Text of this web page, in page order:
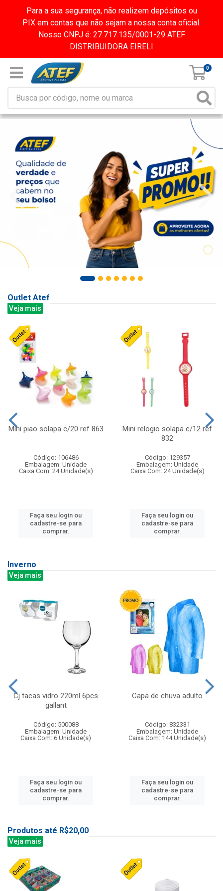
Para a sua segurança, não realizem depósitos ou
PIX em contas que não sejam a nossa conta oficial.
Nosso CNPJ é: 27.717.135/0001-29 ATEF
DISTRIBUIDORA EIRELI
0
Outlet Atef
Veja mais
Mini piao solapa c/20 ref 863
Código: 106486
Embalagem: Unidade
Caixa Com: 24 Unidade(s)
Faça seu login ou
cadastre-se para
comprar.
Mini relogio solapa c/12 ref
832
Código: 129357
Embalagem: Unidade
Caixa Com: 24 Unidade(s)
Faça seu login ou
cadastre-se para
comprar.
Inverno
Veja mais
Cj tacas vidro 220ml 6pcs
gallant
Código: 500088
Embalagem: Unidade
Caixa Com: 6 Unidade(s)
Faça seu login ou
cadastre-se para
comprar.
Capa de chuva adulto
Código: 832331
Embalagem: Unidade
Caixa Com: 144 Unidade(s)
Faça seu login ou
cadastre-se para
comprar.
Produtos até R$20,00
Veja mais